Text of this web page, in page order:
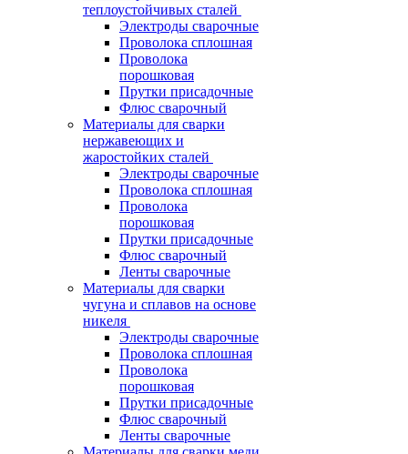
теплоустойчивых сталей
Электроды сварочные
Проволока сплошная
Проволока
порошковая
Прутки присадочные
Флюс сварочный
Материалы для сварки
нержавеющих и
жаростойких сталей
Электроды сварочные
Проволока сплошная
Проволока
порошковая
Прутки присадочные
Флюс сварочный
Ленты сварочные
Материалы для сварки
чугуна и сплавов на основе
никеля
Электроды сварочные
Проволока сплошная
Проволока
порошковая
Прутки присадочные
Флюс сварочный
Ленты сварочные